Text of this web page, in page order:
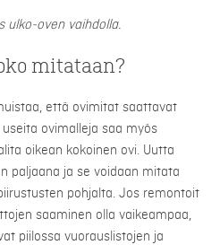
ulko-oven vaihdolla.
mitataan?
että ovimitat saattavat
ovimalleja saa myös
oikean kokoinen ovi. Uutta
paljaana ja se voidaan mitata
pohjalta. Jos remontoit
saaminen olla vaikeampaa,
piilossa vuorauslistojen ja